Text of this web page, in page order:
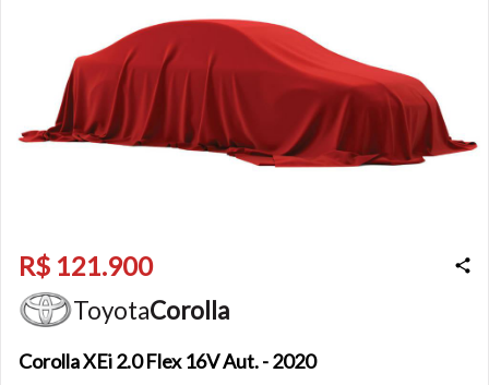
R$ 121.900
ToyotaCorolla
CorollaXEi 2.0 Flex 16V Aut. - 2020